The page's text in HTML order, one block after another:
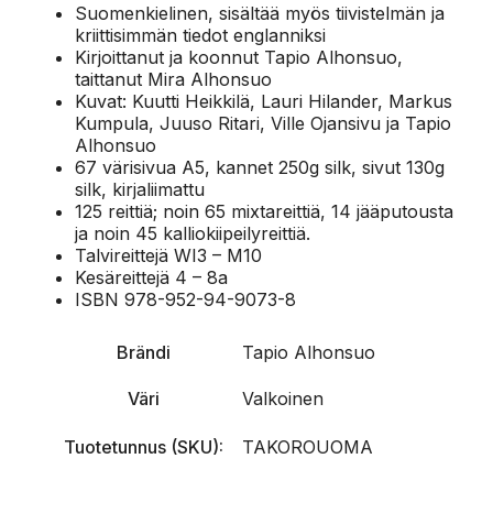
Suomenkielinen, sisältää myös tiivistelmän ja
kriittisimmän tiedot englanniksi
Kirjoittanut ja koonnut Tapio Alhonsuo,
taittanut Mira Alhonsuo
Kuvat: Kuutti Heikkilä, Lauri Hilander, Markus
Kumpula, Juuso Ritari, Ville Ojansivu ja Tapio
Alhonsuo
67 värisivua A5, kannet 250g silk, sivut 130g
silk, kirjaliimattu
125 reittiä; noin 65 mixtareittiä, 14 jääputousta
ja noin 45 kalliokiipeilyreittiä.
Talvireittejä WI3 – M10
Kesäreittejä 4 – 8a
ISBN 978-952-94-9073-8
Brändi Tapio Alhonsuo
Väri Valkoinen
Tuotetunnus (SKU): TAKOROUOMA